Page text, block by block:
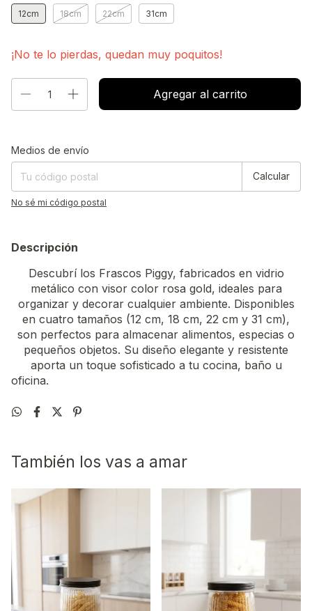
12cm 18cm 22cm 31cm
¡No te lo pierdas, quedan muy poquitos!
Entregas para el CP:
Medios de envío
Calcular
No sé mi código postal
Descripción
Descubrí los Frascos Piggy, fabricados en vidrio
metálico con visor color rosa gold, ideales para
organizar y decorar cualquier ambiente. Disponibles
en cuatro tamaños (12 cm, 18 cm, 22 cm y 31 cm),
son perfectos para almacenar alimentos, especias o
pequeños objetos. Su diseño elegante y resistente
aporta un toque sofisticado a tu cocina, baño u
oficina.
También los vas a amar